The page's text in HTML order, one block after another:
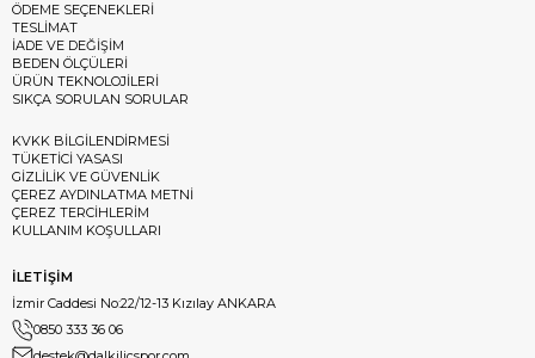
ÖDEME SEÇENEKLERİ
TESLİMAT
İADE VE DEĞİŞİM
BEDEN ÖLÇÜLERİ
ÜRÜN TEKNOLOJİLERİ
SIKÇA SORULAN SORULAR
KVKK BİLGİLENDİRMESİ
TÜKETİCİ YASASI
GİZLİLİK VE GÜVENLİK
ÇEREZ AYDINLATMA METNİ
ÇEREZ TERCİHLERİM
KULLANIM KOŞULLARI
İLETİŞİM
İzmir Caddesi No:22/12-13 Kızılay ANKARA
0850 333 36 06